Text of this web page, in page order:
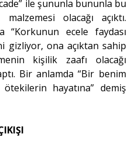
ile şununla bununla bu
olacağı açıktı.
“Korkunun ecele faydası
gizliyor, ona açıktan sahip
kişilik zaafı olacağı
Bir anlamda “Bir benim
hayatına” demiş